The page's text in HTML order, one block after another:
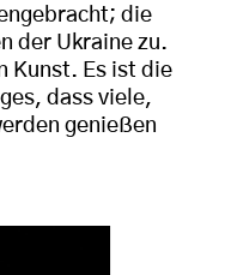
die
der Ukraine zu.
Kunst. Es ist die
dass viele,
genießen